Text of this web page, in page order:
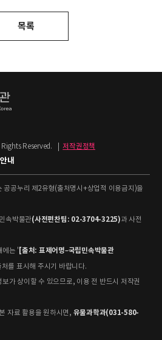
목록
Reserved.
저작권정책
내
공공누리 제2유형(출처명시+상업적 이용금지)을
속박물관(사전편찬팀: 02-3704-3225)과 사전
에는 ' [출처: 표제어명–국립민속박물관
를 표시해 주시기 바랍니다.
가 상이할 수 있으므로, 이용 전 반드시 저작권
자료 활용을 원하시면, 유물과학과(031-580-